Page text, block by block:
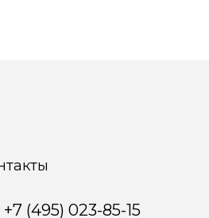
+7 (495) 023-85-15